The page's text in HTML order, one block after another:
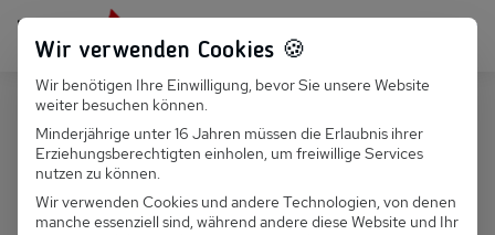
Persönlich für dich da: +49 251 899 050
Suchfeld
Suchen
D 067.5206 - Haus Bahnhofstraße
Wir verwenden Cookies 🍪
Wir benötigen Ihre Einwilligung, bevor Sie unsere Website
weiter besuchen können.
Minderjährige unter 16 Jahren müssen die Erlaubnis ihrer
Erziehungsberechtigten einholen, um freiwillige Services
nutzen zu können.
Wir verwenden Cookies und andere Technologien, von denen
manche essenziell sind, während andere diese Website und Ihr